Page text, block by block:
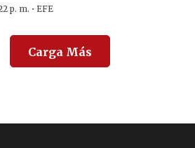
p. m. ·EFE
Carga Más